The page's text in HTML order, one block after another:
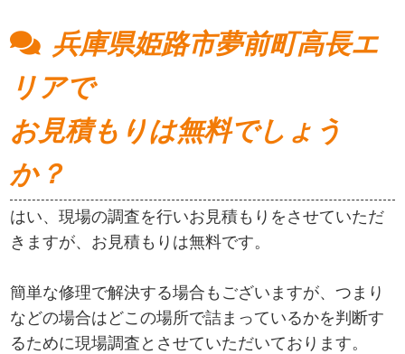
兵庫県姫路市夢前町高長エ
リアで
お見積もりは無料でしょう
か？
はい、現場の調査を行いお見積もりをさせていただ
きますが、お見積もりは無料です。
簡単な修理で解決する場合もございますが、つまり
などの場合はどこの場所で詰まっているかを判断す
るために現場調査とさせていただいております。